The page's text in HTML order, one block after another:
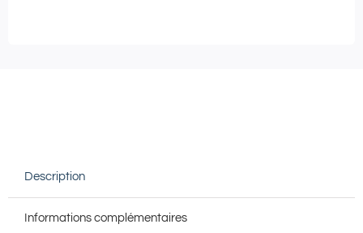
Corps
au
Description
Informations complémentaires